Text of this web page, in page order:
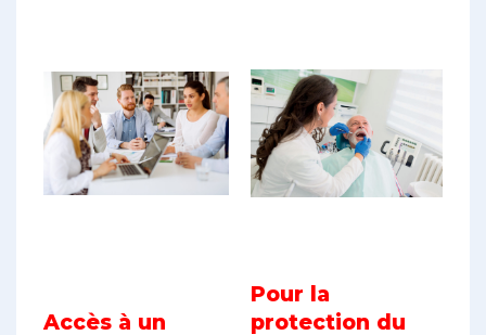
Accès à un
Pour la
protection du